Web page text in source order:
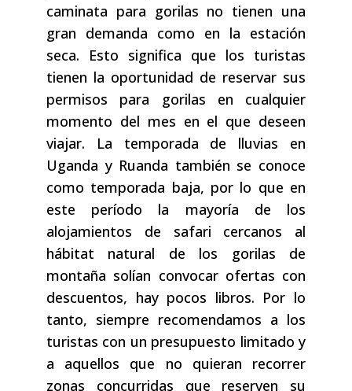
caminata para gorilas no tienen una
gran demanda como en la estación
seca. Esto significa que los turistas
tienen la oportunidad de reservar sus
permisos para gorilas en cualquier
momento del mes en el que deseen
viajar. La temporada de lluvias en
Uganda y Ruanda también se conoce
como temporada baja, por lo que en
este período la mayoría de los
alojamientos de safari cercanos al
hábitat natural de los gorilas de
montaña solían convocar ofertas con
descuentos, hay pocos libros. Por lo
tanto, siempre recomendamos a los
turistas con un presupuesto limitado y
a aquellos que no quieran recorrer
zonas concurridas que reserven su